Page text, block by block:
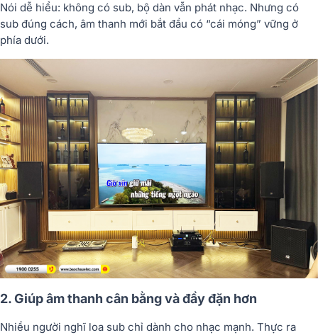
Nói dễ hiểu: không có sub, bộ dàn vẫn phát nhạc. Nhưng có
sub đúng cách, âm thanh mới bắt đầu có “cái móng” vững ở
phía dưới.
2. Giúp âm thanh cân bằng và đầy đặn hơn
Nhiều người nghĩ loa sub chỉ dành cho nhạc mạnh. Thực ra